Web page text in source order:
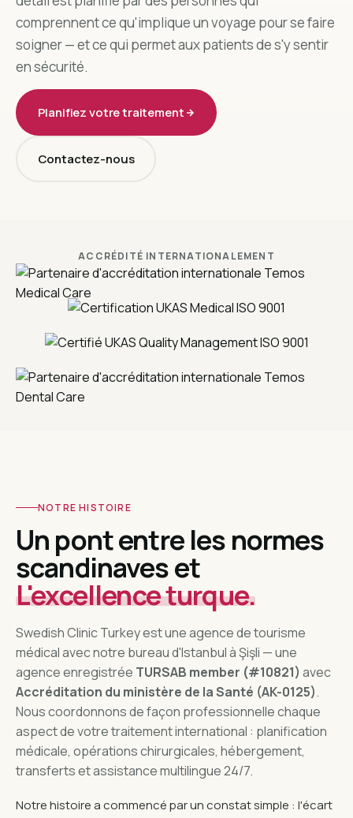
comprennent ce qu'implique un voyage pour se faire
soigner — et ce qui permet aux patients de s'y sentir
en sécurité.
Planifiez votre traitement
Contactez-nous
ACCRÉDITÉ INTERNATIONALEMENT
NOTRE HISTOIRE
Un pont entre les normes
scandinaves et
L'excellence turque.
Swedish Clinic Turkey est une agence de tourisme
médical avec notre bureau d'Istanbul à Şişli — une
agence enregistrée TURSAB member (#10821) avec
Accréditation du ministère de la Santé (AK-0125).
Nous coordonnons de façon professionnelle chaque
aspect de votre traitement international : planification
médicale, opérations chirurgicales, hébergement,
transferts et assistance multilingue 24/7.
Notre histoire a commencé par un constat simple : l'écart